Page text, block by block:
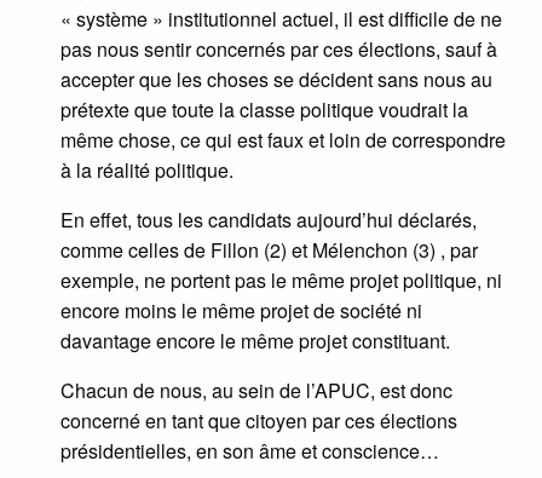
« système » institutionnel actuel, il est difficile de ne
pas nous sentir concernés par ces élections, sauf à
accepter que les choses se décident sans nous au
prétexte que toute la classe politique voudrait la
même chose, ce qui est faux et loin de correspondre
à la réalité politique.
En effet, tous les candidats aujourd’hui déclarés,
comme celles de Fillon (2) et Mélenchon (3) , par
exemple, ne portent pas le même projet politique, ni
encore moins le même projet de société ni
davantage encore le même projet constituant.
Chacun de nous, au sein de l’APUC, est donc
concerné en tant que citoyen par ces élections
présidentielles, en son âme et conscience…